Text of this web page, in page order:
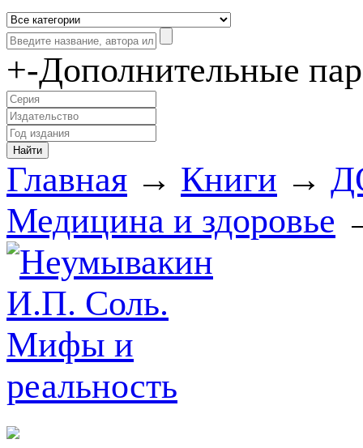
+-Дополнительные
Главная → Книги →
Медицина и здоровье